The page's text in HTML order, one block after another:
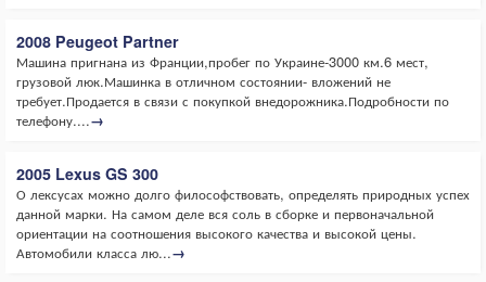
2008 Peugeot Partner
Машина пригнана из Франции,пробег по Украине-3000 км.6 мест,
грузовой люк.Машинка в отличном состоянии- вложений не
требует.Продается в связи с покупкой внедорожника.Подробности по
телефону....→
2005 Lexus GS 300
О лексусах можно долго философствовать, определять природных успех
данной марки. На самом деле вся соль в сборке и первоначальной
ориентации на соотношения высокого качества и высокой цены.
Автомобили класса лю...→